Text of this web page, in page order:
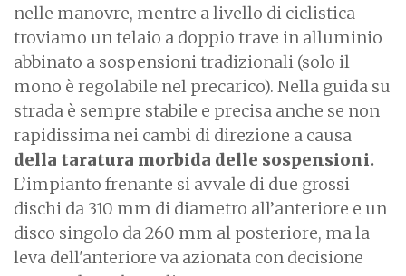
nelle manovre, mentre a livello di ciclistica
troviamo un telaio a doppio trave in alluminio
abbinato a sospensioni tradizionali (solo il
mono è regolabile nel precarico). Nella guida su
strada è sempre stabile e precisa anche se non
rapidissima nei cambi di direzione a causa
della taratura morbida delle sospensioni.
L’impianto frenante si avvale di due grossi
dischi da 310 mm di diametro all’anteriore e un
disco singolo da 260 mm al posteriore, ma la
leva dell'anteriore va azionata con decisione